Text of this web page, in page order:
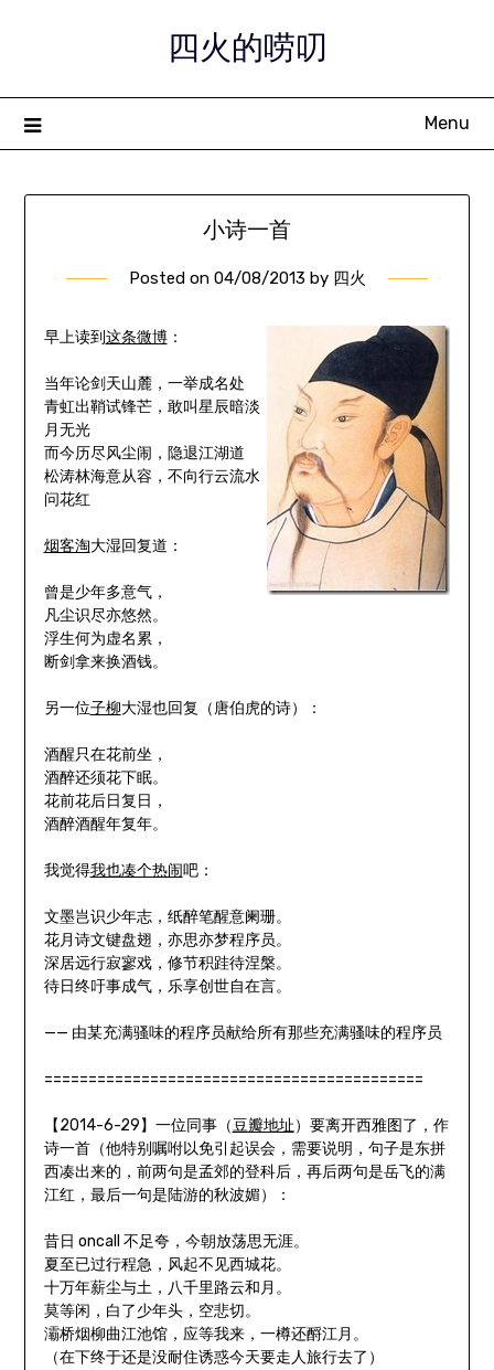
四火的唠叨
Menu
小诗一首
Posted on 04/08/2013 by 四火
早上读到这条微博：
当年论剑天山麓，一举成名处
青虹出鞘试锋芒，敢叫星辰暗淡
月无光
而今历尽风尘闹，隐退江湖道
松涛林海意从容，不向行云流水
问花红
烟客淘大湿回复道：
曾是少年多意气，
凡尘识尽亦悠然。
浮生何为虚名累，
断剑拿来换酒钱。
另一位子柳大湿也回复（唐伯虎的诗）：
酒醒只在花前坐，
酒醉还须花下眠。
花前花后日复日，
酒醉酒醒年复年。
我觉得我也凑个热闹吧：
文墨岂识少年志，纸醉笔醒意阑珊。
花月诗文键盘翅，亦思亦梦程序员。
深居远行寂寥戏，修节积跬待涅槃。
待日终吁事成气，乐享创世自在言。
—— 由某充满骚味的程序员献给所有那些充满骚味的程序员
===========================================
【2014-6-29】一位同事（豆瓣地址）要离开西雅图了，作
诗一首（他特别嘱咐以免引起误会，需要说明，句子是东拼
西凑出来的，前两句是孟郊的登科后，再后两句是岳飞的满
江红，最后一句是陆游的秋波媚）：
昔日 oncall 不足夸，今朝放荡思无涯。
夏至已过行程急，风起不见西城花。
十万年薪尘与土，八千里路云和月。
莫等闲，白了少年头，空悲切。
灞桥烟柳曲江池馆，应等我来，一樽还酹江月。
（在下终于还是没耐住诱惑今天要走人旅行去了）